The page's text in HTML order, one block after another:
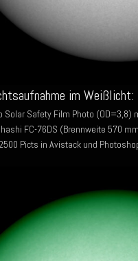
im Weißlicht:
Safety Film Photo
FC-76DS (Brennweite 570
Picts in Avistack und